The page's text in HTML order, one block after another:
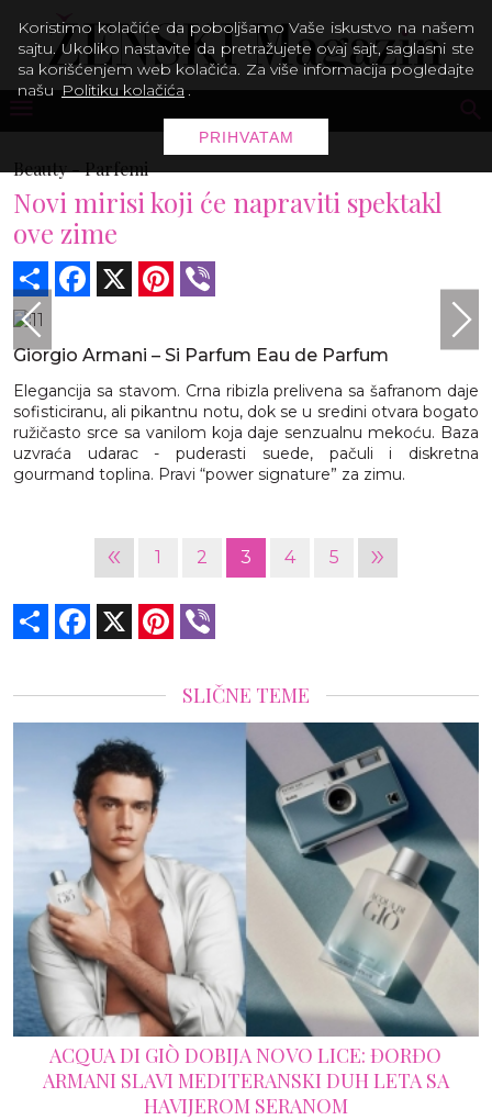
Beauty -Parfemi
Novi mirisi koji će napraviti spektakl
ove zime
Share Facebook Pinterest
Giorgio Armani – Si Parfum Eau de Parfum
Elegancija sa stavom. Crna ribizla prelivena sa šafranom daje
sofisticiranu, ali pikantnu notu, dok se u sredini otvara bogato
ružičasto srce sa vanilom koja daje senzualnu mekoću. Baza
uzvraća udarac - puderasti suede, pačuli i diskretna
gourmand toplina. Pravi “power signature” za zimu.
« 1 2 3 4 5 »
Share Facebook Pinterest
SLIČNE TEME
ACQUA DI GIÒ DOBIJA NOVO LICE: ĐORĐO
ARMANI SLAVI MEDITERANSKI DUH LETA SA
HAVIJEROM SERANOM
Koristimo kolačiće da poboljšamo Vaše iskustvo na našem
sajtu. Ukoliko nastavite da pretražujete ovaj sajt, saglasni ste
sa korišćenjem web kolačića. Za više informacija pogledajte
našu Politiku kolačića .
PRIHVATAM